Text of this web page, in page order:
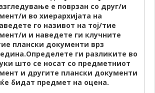
е поврзан со друг/и
и во хиерархијата на
го називот на тој/тие
и и наведете ги клучните
плански документи врз
ги разликите во
што се носат со предметниот
и другите плански документи
бидат предмет на оцена.